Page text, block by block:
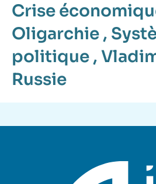
Crise
Oligarchie ,
politique ,
Russie